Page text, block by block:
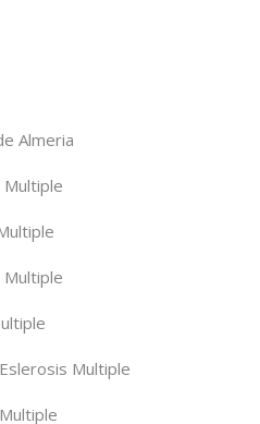
Almeria
Multiple
Multiple